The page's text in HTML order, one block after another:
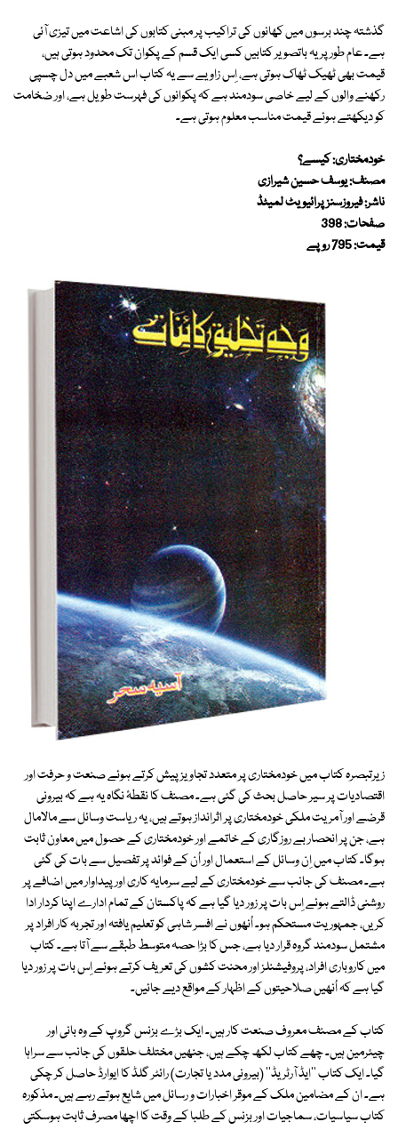
گذشتہ چند برسوں میں کھانوں کی تراکیب پر مبنی کتابوں کی اشاعت میں تیزی آئی
ہے۔ عام طور پر یہ باتصویر کتابیں کسی ایک قسم کے پکوان تک محدود ہوتی ہیں،
قیمت بھی ٹھیک ٹھاک ہوتی ہے، اِس زاویے سے یہ کتاب اس شعبے میں دل چسپی
رکھنے والوں کے لیے خاصی سودمند ہے کہ پکوانوں کی فہرست طویل ہے، اور ضخامت
کو دیکھتے ہوئے قیمت مناسب معلوم ہوتی ہے۔
خودمختاری: کیسے؟
مصنف: یوسف حسین شیرازی
ناشر: فیروزسنز پرائیویٹ لمیٹڈ
صفحات: 398
قیمت: 795 روپے
زیرتبصرہ کتاب میں خودمختاری پر متعدد تجاویز پیش کرتے ہوئے صنعت و حرفت اور
اقتصادیات پر سیر حاصل بحث کی گئی ہے۔ مصنف کا نقطۂ نگاہ یہ ہے کہ بیرونی
قرضے اور آمریت ملکی خودمختاری پر اثرانداز ہوتے ہیں، یہ ریاست وسائل سے مالامال
ہے، جن پر انحصار بے روزگاری کے خاتمے اور خودمختاری کے حصول میں معاون ثابت
ہوگا۔ کتاب میں اِن وسائل کے استعمال اور اُن کے فوائد پر تفصیل سے بات کی گئی
ہے۔ مصنف کی جانب سے خودمختاری کے لیے سرمایہ کاری اور پیداوار میں اضافے پر
روشنی ڈالتے ہوئے اِس بات پر زور دیا گیا ہے کہ پاکستان کے تمام ادارے اپنا کردار ادا
کریں، جمہوریت مستحکم ہو۔ اُنھوں نے افسر شاہی کو تعلیم یافتہ اور تجربہ کار افراد پر
مشتمل سودمند گروہ قرار دیا ہے، جس کا بڑا حصہ متوسط طبقے سے آتا ہے۔ کتاب
میں کاروباری افراد، پروفیشنلز اور محنت کشوں کی تعریف کرتے ہوئے اِس بات پر زور دیا
گیا ہے کہ اُنھیں صلاحیتوں کے اظہار کے مواقع دیے جائیں۔
کتاب کے مصنف معروف صنعت کار ہیں۔ ایک بڑے بزنس گروپ کے وہ بانی اور
چیئرمین ہیں۔ چھے کتاب لکھ چکے ہیں، جنھیں مختلف حلقوں کی جانب سے سراہا
گیا۔ ایک کتاب ''ایڈ آرٹریڈ'' (بیرونی مدد یا تجارت) رائٹر گلڈ کا ایوارڈ حاصل کر چکی
ہے۔ ان کے مضامین ملک کے موقر اخبارات و رسائل میں شایع ہوتے رہے ہیں۔ مذکورہ
کتاب سیاسیات، سماجیات اور بزنس کے طلبا کے وقت کا اچھا مصرف ثابت ہوسکتی